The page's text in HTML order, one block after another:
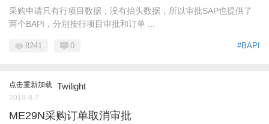
采购申请只有行项目数据，没有抬头数据，所以审批SAP也提供了
两个BAPI，分别按行项目审批和订单 ...
#BAPI
8241 0
点击重新加载 Twilight
2019-8-7
ME29N采购订单取消审批